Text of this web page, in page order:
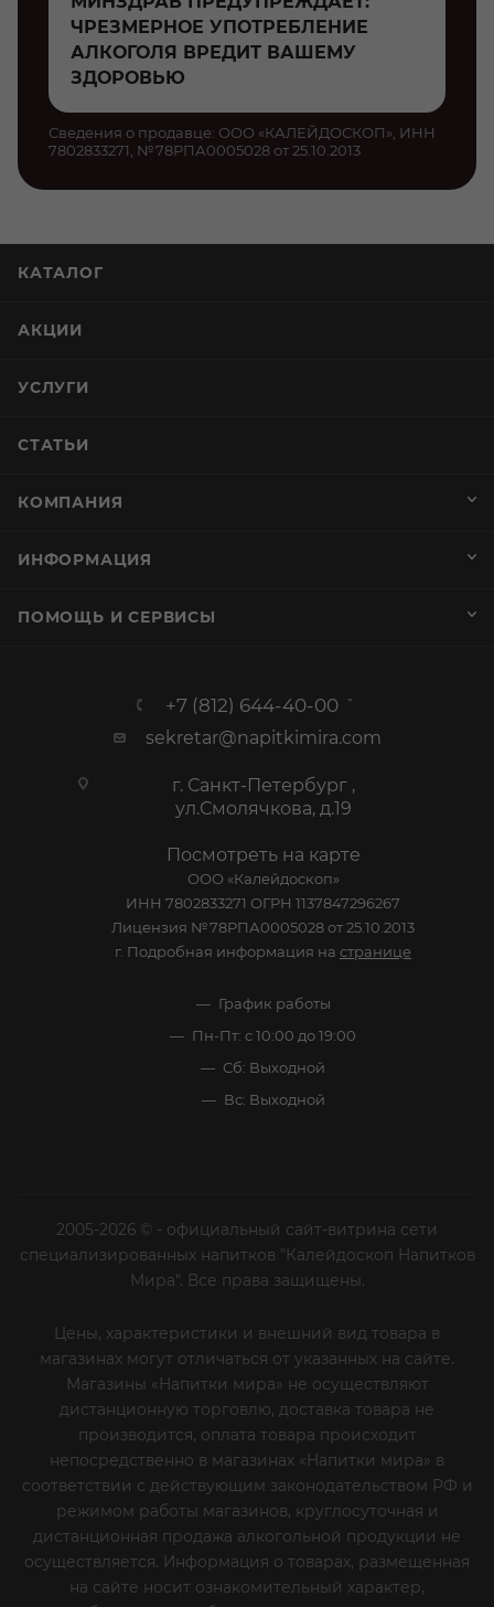
ЧРЕЗМЕРНОЕ УПОТРЕБЛЕНИЕ
АЛКОГОЛЯ ВРЕДИТ ВАШЕМУ
ЗДОРОВЬЮ
Сведения о продавце: ООО «КАЛЕЙДОСКОП», ИНН
7802833271, №78РПА0005028 от 25.10.2013
КАТАЛОГ
АКЦИИ
УСЛУГИ
СТАТЬИ
КОМПАНИЯ
ИНФОРМАЦИЯ
ПОМОЩЬ И СЕРВИСЫ
+7 (812) 644-40-00
sekretar@napitkimira.com
г. Санкт-Петербург ,
ул.Смолячкова, д.19
Посмотреть на карте
ООО «Калейдоскоп»
ИНН 7802833271 ОГРН 1137847296267
Лицензия №78РПА0005028 от 25.10.2013
г. Подробная информация на странице
График работы
Пн-Пт: с 10:00 до 19:00
Сб: Выходной
Вс: Выходной
2005-2026 © - официальный сайт-витрина сети
специализированных напитков "Калейдоскоп Напитков
Мира". Все права защищены.
Цены, характеристики и внешний вид товара в
магазинах могут отличаться от указанных на сайте.
Магазины «Напитки мира» не осуществляют
дистанционную торговлю, доставка товара не
производится, оплата товара происходит
непосредственно в магазинах «Напитки мира» в
соответствии с действующим законодательством РФ и
режимом работы магазинов, круглосуточная и
дистанционная продажа алкогольной продукции не
осуществляется. Информация о товарах, размещенная
на сайте носит ознакомительный характер,